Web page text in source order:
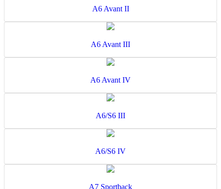
A6 Avant II
A6 Avant III
A6 Avant IV
A6/S6 III
A6/S6 IV
A7 Sportback